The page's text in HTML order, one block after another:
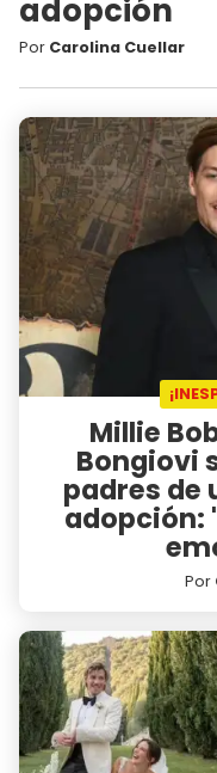
adopción
Por Carolina Cuellar
Millie
Bongiovi
padres de
adopción:
Por